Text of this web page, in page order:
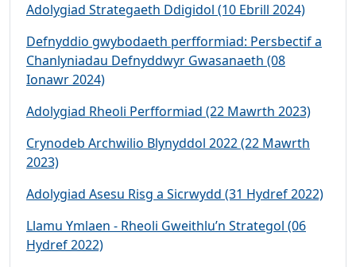
Adolygiad Strategaeth Ddigidol (10 Ebrill 2024)
Defnyddio gwybodaeth perfformiad: Persbectif a
Chanlyniadau Defnyddwyr Gwasanaeth (08
Ionawr 2024)
Adolygiad Rheoli Perfformiad (22 Mawrth 2023)
Crynodeb Archwilio Blynyddol 2022 (22 Mawrth
2023)
Adolygiad Asesu Risg a Sicrwydd (31 Hydref 2022)
Llamu Ymlaen - Rheoli Gweithlu’n Strategol (06
Hydref 2022)